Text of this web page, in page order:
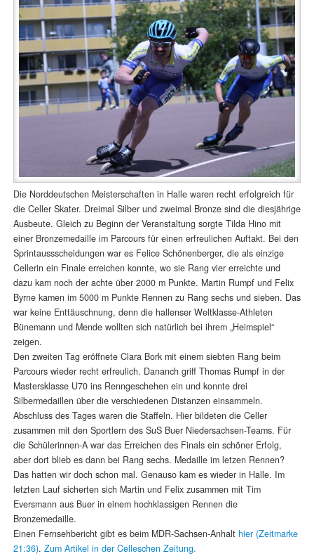
Die Norddeutschen Meisterschaften in Halle waren recht erfolgreich für
die Celler Skater. Dreimal Silber und zweimal Bronze sind die diesjährige
Ausbeute. Gleich zu Beginn der Veranstaltung sorgte Tilda Hino mit
einer Bronzemedaille im Parcours für einen erfreulichen Auftakt. Bei den
Sprintaussscheidungen war es Felice Schönenberger, die als einzige
Cellerin ein Finale erreichen konnte, wo sie Rang vier erreichte und
dazu kam noch der achte über 2000 m Punkte. Martin Rumpf und Felix
Byrne kamen im 5000 m Punkte Rennen zu Rang sechs und sieben. Das
war keine Enttäuschnung, denn die hallenser Weltklasse-Athleten
Bünemann und Mende wollten sich natürlich bei ihrem „Heimspiel“
zeigen.
Den zweiten Tag eröffnete Clara Bork mit einem siebten Rang beim
Parcours wieder recht erfreulich. Dananch griff Thomas Rumpf in der
Mastersklasse U70 ins Renngeschehen ein und konnte drei
Silbermedaillen über die verschiedenen Distanzen einsammeln.
Abschluss des Tages waren die Staffeln. Hier bildeten die Celler
zusammen mit den Sportlern des SuS Buer Niedersachsen-Teams. Für
die Schülerinnen-A war das Erreichen des Finals ein schöner Erfolg,
aber dort blieb es dann bei Rang sechs. Medaille im letzen Rennen?
Das hatten wir doch schon mal. Genauso kam es wieder in Halle. Im
letzten Lauf sicherten sich Martin und Felix zusammen mit Tim
Eversmann aus Buer in einem hochklassigen Rennen die
Bronzemedaille.
Einen Fernsehbericht gibt es beim MDR-Sachsen-Anhalt hier (Zeitmarke
21:36). Zum Artikel in der Celleschen Zeitung.